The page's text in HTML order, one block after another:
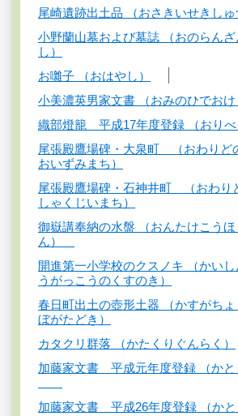
尾崎遺跡出土品 （おさきいせきしゅ
小野蘭山墓および墓誌 （おのらん
し）
お囃子 （おはやし）
小美濃英男家文書 （おみのひでおけ
織部燈籠 平成17年度登録 （おりべ
尾張殿鷹場碑・大泉町 （おわりど
おいずみまち）
尾張殿鷹場碑・石神井町 （おわり
しゃくじいまち）
御嶽講奉納の水盤 （おんたけこう
ん）
開進第一小学校のクスノキ （かいし
うがっこうのくすのき）
春日町出土の壺形土器 （かすがち
ぼがたどき）
カタクリ群落 （かたくりぐんらく）
加藤家文書 平成元年度登録 （かと
加藤家文書 平成26年度登録 （かと